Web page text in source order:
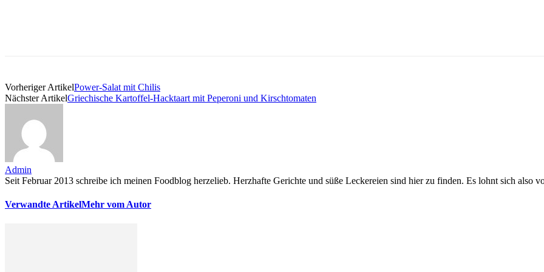
Vorheriger ArtikelPower-Salat mit Chilis
Nächster ArtikelGriechische Kartoffel-Hacktaart mit Peperoni und Kirschtomaten
Admin
Seit Februar 2013 schreibe ich meinen Foodblog herzelieb. Herzhafte Gerichte und süße Leckereien sind hier zu finden. Es lohnt sich also
Verwandte ArtikelMehr vom Autor